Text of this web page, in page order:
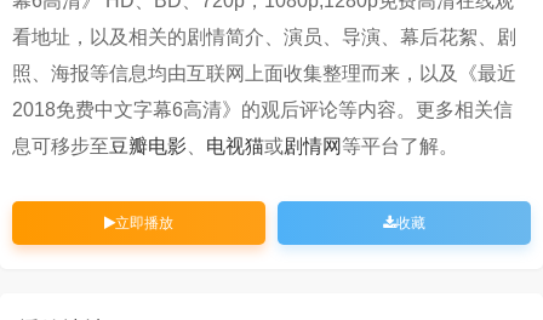
看地址，以及相关的剧情简介、演员、导演、幕后花絮、剧
照、海报等信息均由互联网上面收集整理而来，以及《最近
2018免费中文字幕6高清》的观后评论等内容。更多相关信
息可移步至豆瓣电影 电视猫或剧情网 等平台了解。
立即播放 收藏